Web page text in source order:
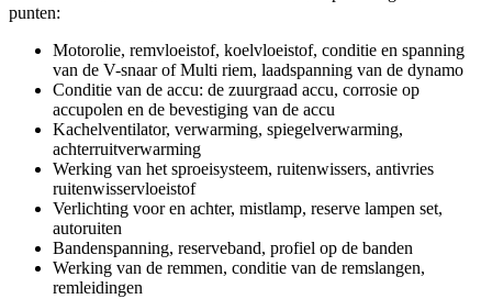
punten:
Motorolie, remvloeistof, koelvloeistof, conditie en spanning
van de V-snaar of Multi riem, laadspanning van de dynamo
Conditie van de accu: de zuurgraad accu, corrosie op
accupolen en de bevestiging van de accu
Kachelventilator, verwarming, spiegelverwarming,
achterruitverwarming
Werking van het sproeisysteem, ruitenwissers, antivries
ruitenwisservloeistof
Verlichting voor en achter, mistlamp, reserve lampen set,
autoruiten
Bandenspanning, reserveband, profiel op de banden
Werking van de remmen, conditie van de remslangen,
remleidingen